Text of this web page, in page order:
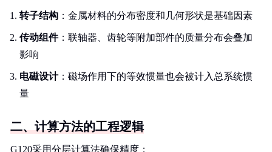
转子结构 ：金属材料的分布密度和几何形状是基础因素
传动组件：联轴器、齿轮等附加部件的质量分布会叠加
影响
电磁设计：磁场作用下的等效惯量也会被计入总系统惯
量
二、计算方法的工程逻辑
G120采用分层计算法确保精度：